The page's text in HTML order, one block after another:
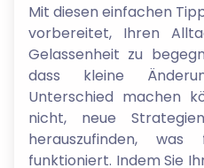
Mit diesen einfachen
vorbereitet, Ihren
Gelassenheit zu
dass kleine
Unterschied machen
nicht, neue
herauszufinden,
funktioniert. Indem Sie